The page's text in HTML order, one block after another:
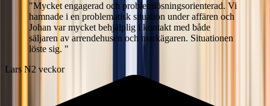
"Mycket engagerad och problemlösningsorienterad. Vi
hamnade i en problematisk situation under affären och
Johan var mycket behjälplig i kontakt med både
säljaren av arrendehusen och markägaren. Situationen
löste sig. "
Lars N2 veckor